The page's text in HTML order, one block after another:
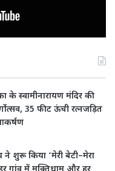
के स्वामीनारायण मंदिर की
35 फीट ऊंची रत्नजड़ित
आकर्षण
ने शुरू किया ‘मेरी बेटी–मेरा